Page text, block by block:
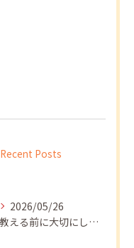
Recent Posts
2026/05/26
教える前に大切にしたいこと